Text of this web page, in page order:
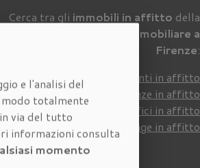
Cerca tra gli immobili in affitto della
agenzia immobiliare a
Firenze:
Appartamenti in affitto
Stanze in affitto
Uffici in affitto
Garage in affitto
e l'analisi del
totalmente
via del tutto
informazioni consulta
momento